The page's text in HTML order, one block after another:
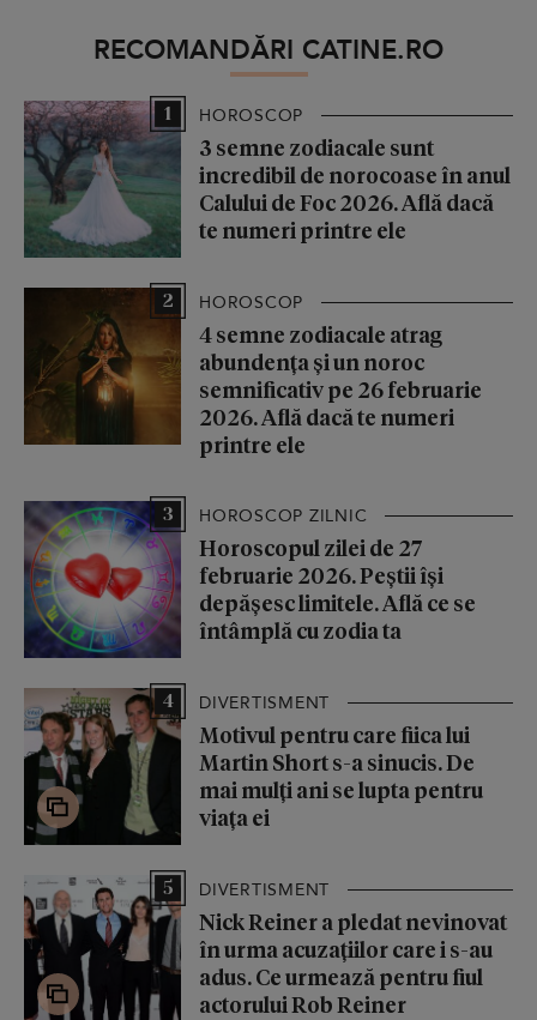
RECOMANDĂRI CATINE.RO
1 HOROSCOP
3 semne zodiacale sunt
incredibil de norocoase în anul
Calului de Foc 2026. Află dacă
te numeri printre ele
2 HOROSCOP
4 semne zodiacale atrag
abundența și un noroc
semnificativ pe 26 februarie
2026. Află dacă te numeri
printre ele
3 HOROSCOP ZILNIC
Horoscopul zilei de 27
februarie 2026. Peștii își
depășesc limitele. Află ce se
întâmplă cu zodia ta
4 DIVERTISMENT
Motivul pentru care fiica lui
Martin Short s-a sinucis. De
mai mulți ani se lupta pentru
viața ei
5 DIVERTISMENT
Nick Reiner a pledat nevinovat
în urma acuzațiilor care i s-au
adus. Ce urmează pentru fiul
actorului Rob Reiner